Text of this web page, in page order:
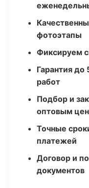
фотоэтапы
Фиксируем
Гарантия до
работ
Подбор и
оптовым
Точные
платежей
Договор и
документов